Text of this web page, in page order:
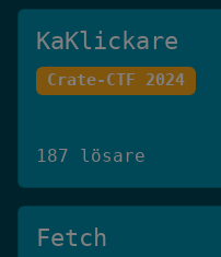
KaKlickare
Crate-CTF 2024
187 lösare
Fetch